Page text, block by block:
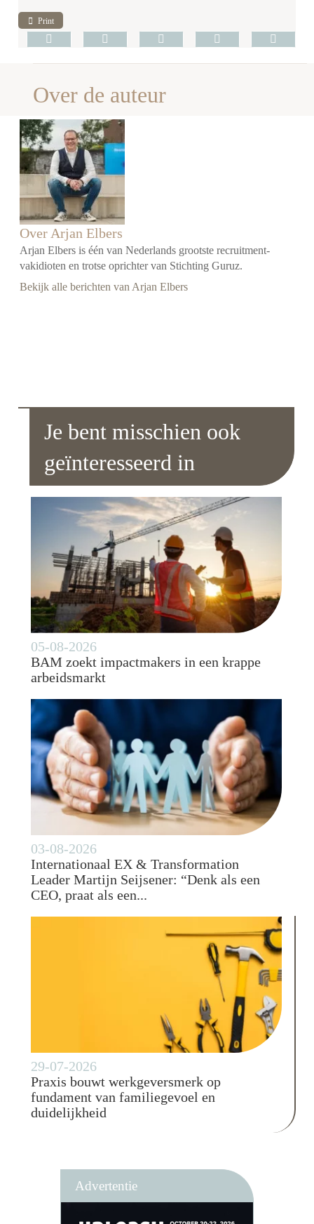
Print
Over de auteur
Over Arjan Elbers
Arjan Elbers is één van Nederlands grootste recruitment-
vakidioten en trotse oprichter van Stichting Guruz.
Bekijk alle berichten van Arjan Elbers
Je bent misschien ook
geïnteresseerd in
05-08-2026
BAM zoekt impactmakers in een krappe
arbeidsmarkt
03-08-2026
Internationaal EX & Transformation
Leader Martijn Seijsener: “Denk als een
CEO, praat als een...
29-07-2026
Praxis bouwt werkgeversmerk op
fundament van familiegevoel en
duidelijkheid
Advertentie